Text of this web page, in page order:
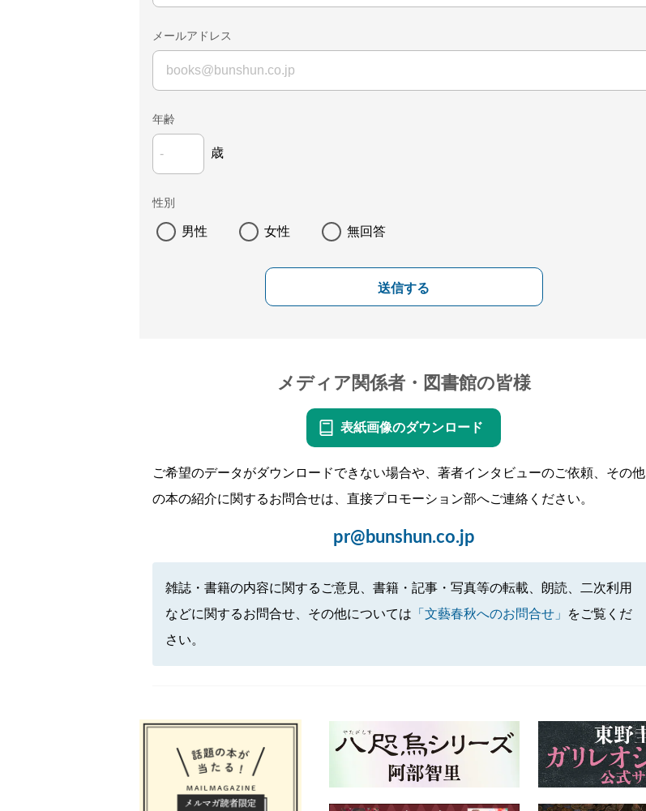
メールアドレス
年齢
歳
性別
男性 女性 無回答
送信する
メディア関係者・図書館の皆様
表紙画像のダウンロード
ご希望のデータがダウンロードできない場合や、著者インタビューのご依頼、その他
の本の紹介に関するお問合せは、直接プロモーション部へご連絡ください。
pr@bunshun.co.jp
雑誌・書籍の内容に関するご意見、書籍・記事・写真等の転載、朗読、二次利用
などに関するお問合せ、その他については 「文藝春秋へのお問合せ」
をご覧くだ
さい。